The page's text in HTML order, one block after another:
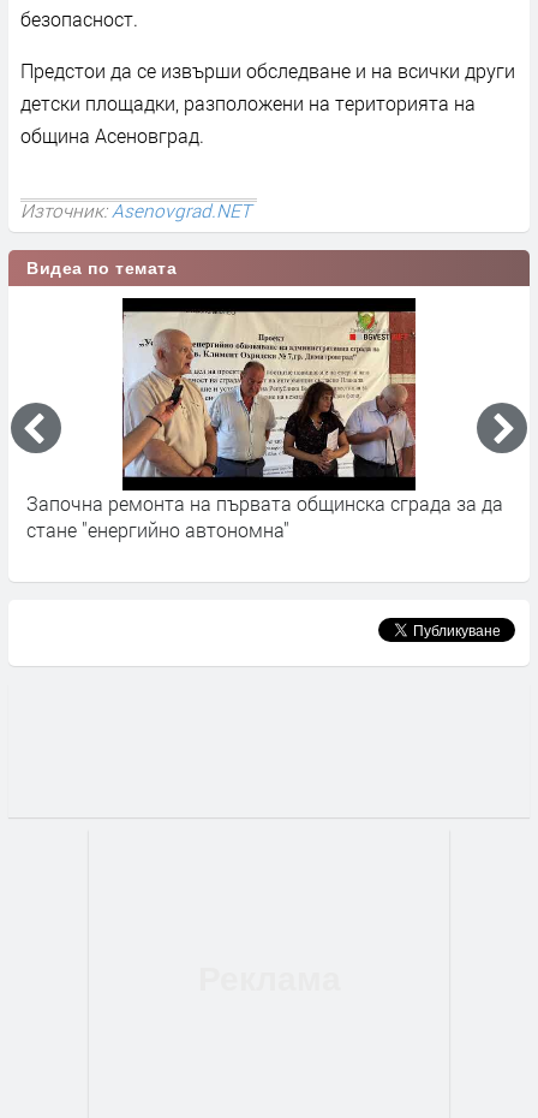
безопасност.
Предстои да се извърши обследване и на всички други
детски площадки, разположени на територията на
община Асеновград.
Източник:Asenovgrad.NET
Видеа по темата
Започна ремонта на първата общинска сграда за да
стане "енергийно автономна"